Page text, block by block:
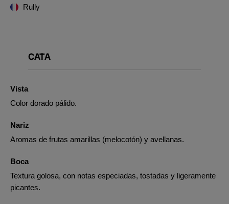
Rully
CATA
Vista
Color dorado pálido.
Nariz
Aromas de frutas amarillas (melocotón) y avellanas.
Boca
Textura golosa, con notas especiadas, tostadas y ligeramente
picantes.